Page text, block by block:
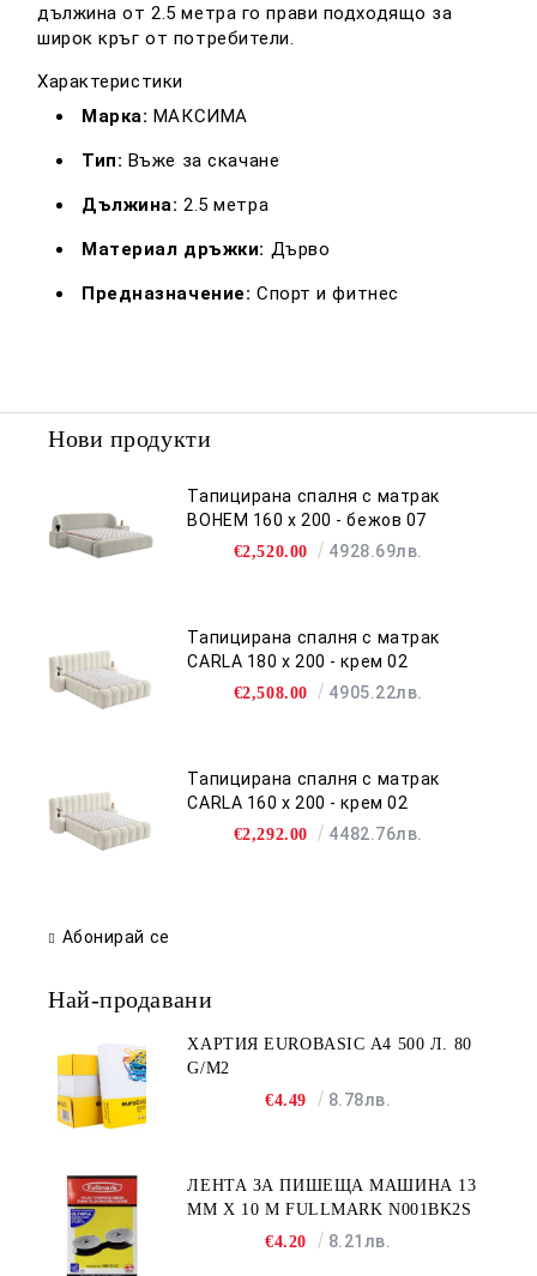
дължина от 2.5 метра го прави подходящо за
широк кръг от потребители.
Характеристики
Марка: МАКСИМА
Тип: Въже за скачане
Дължина: 2.5 метра
Материал дръжки: Дърво
Предназначение: Спорт и фитнес
Нови продукти
Тапицирана спалня с матрак
BOHEM 160 х 200 - бежов 07
€2,520.00 4928.69лв.
Тапицирана спалня с матрак
CARLA 180 х 200 - крем 02
€2,508.00 4905.22лв.
Тапицирана спалня с матрак
CARLA 160 х 200 - крем 02
€2,292.00 4482.76лв.
Абонирай се
Най-продавани
ХАРТИЯ EUROBASIC А4 500 Л. 80
G/M2
€4.49
8.78лв.
ЛЕНТА ЗА ПИШЕЩА МАШИНА 13
MM X 10 M FULLMARK N001BK2S
€4.20
8.21лв.